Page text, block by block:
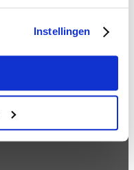
Instellingen